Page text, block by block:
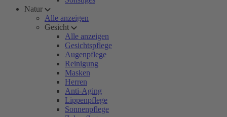
Natur
Alle anzeigen
Gesicht
Alle anzeigen
Gesichtspflege
Augenpflege
Reinigung
Masken
Herren
Anti-Aging
Lippenpflege
Sonnenpflege